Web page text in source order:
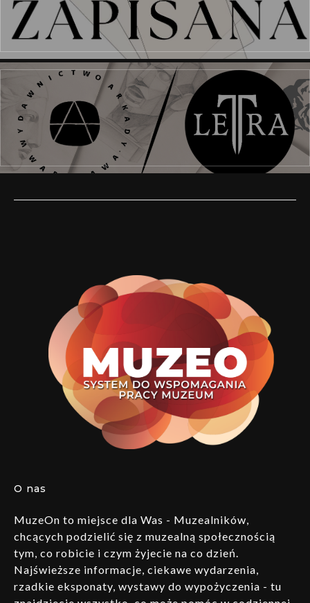
O nas
MuzeOn to miejsce dla Was - Muzealników,
chcących podzielić się z muzealną społecznością
tym, co robicie i czym żyjecie na co dzień.
Najświeższe informacje, ciekawe wydarzenia,
rzadkie eksponaty, wystawy do wypożyczenia - tu